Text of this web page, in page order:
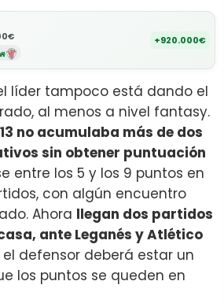
+920.000€
líder tampoco está dando el
al menos a nivel fantasy.
no acumulaba más de dos
sin obtener puntuación
entre los 5 y los 9 puntos en
con algún encuentro
Ahora llegan dos partidos
ante Leganés y Atlético
defensor deberá estar un
los puntos se queden en